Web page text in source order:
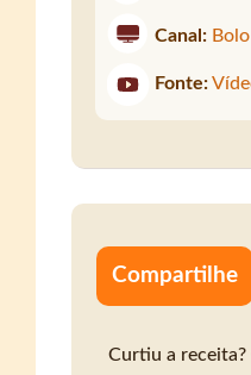
Canal:
Fonte:
Compartilhe
Curtiu a